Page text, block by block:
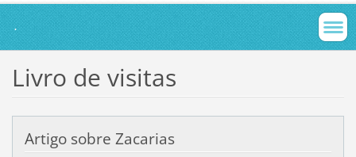
.
Livro de visitas
Artigo sobre Zacarias